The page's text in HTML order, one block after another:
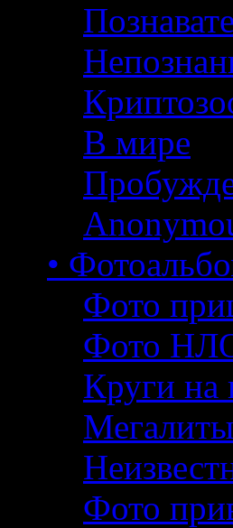
В мире
•
Фото
Фото
Круги на
Фото